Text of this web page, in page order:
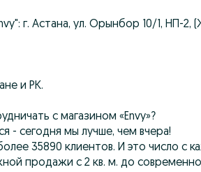
г. Астана, ул. Орынбор 10/1, НП-
и РК.
с магазином «Envy»?
- сегодня мы лучше, чем вчера!
35890 клиентов. И это число с
продажи с 2 кв. м. до